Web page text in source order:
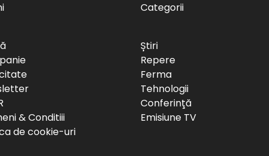
& Conditiii
de cookie-uri
Categorii
Știri
Repere
Ferma
Tehnologii
Conferinţă
Emisiune TV